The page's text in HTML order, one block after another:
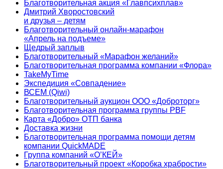
Благотворительная акция «Главпсихплав»
Дмитрий Хворостовский
и друзья – детям
Благотворительный онлайн‑марафон
«Апрель на подъеме»
Щедрый заплыв
Благотворительный «Марафон желаний»
Благотворительная программа компании «Флора»
TakeMyTime
Экспедиция «Совпадение»
ВСЕМ (Qiwi)
Благотворительный аукцион ООО «Доброторг»
Благотворительная программа группы PBF
Карта «Добро» ОТП банка
Доставка жизни
Благотворительная программа помощи детям
компании QuickMADE
Группа компаний «О’КЕЙ»
Благотворительный проект «Коробка храбрости»